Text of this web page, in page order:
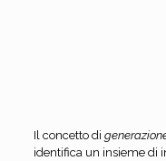
Il concetto di
identifica un insieme di